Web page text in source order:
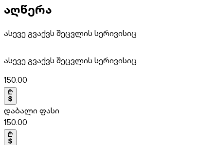
აღწერა
ასევე გვაქვს შეცვლის სერივისიც
ასევე გვაქვს შეცვლის სერივისიც
150.00
დაბალი ფასი
150.00